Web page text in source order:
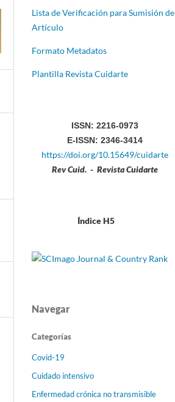
Lista de Verificación para Sumisión de
Artículo
Formato Metadatos
Plantilla Revista Cuidarte
ISSN: 2216-0973
E-ISSN: 2346-3414
https://doi.org/10.15649/cuidarte
Rev Cuid. - Revista Cuidarte
Índice H5
Navegar
Categorías
Covid-19
Cuidado intensivo
Enfermedad crónica no transmisible